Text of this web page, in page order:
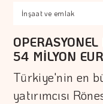
İnşaat ve emlak
54 MİLYON
Türkiye'nin en
yatırımcısı